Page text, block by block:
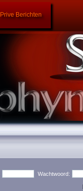
Prive Berichten
Wachtwoord: